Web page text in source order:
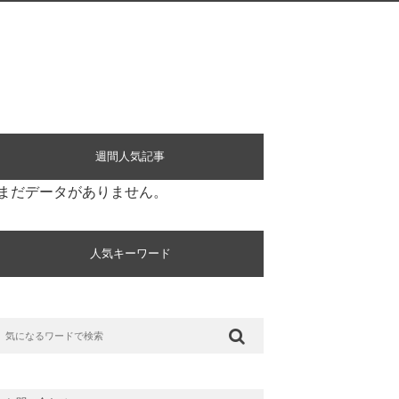
週間人気記事
まだデータがありません。
人気キーワード